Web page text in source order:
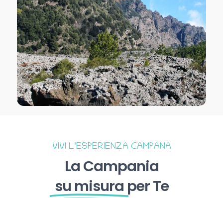
VIVI L’ESPERIENZA CAMPANA
La Campania
su misura per Te